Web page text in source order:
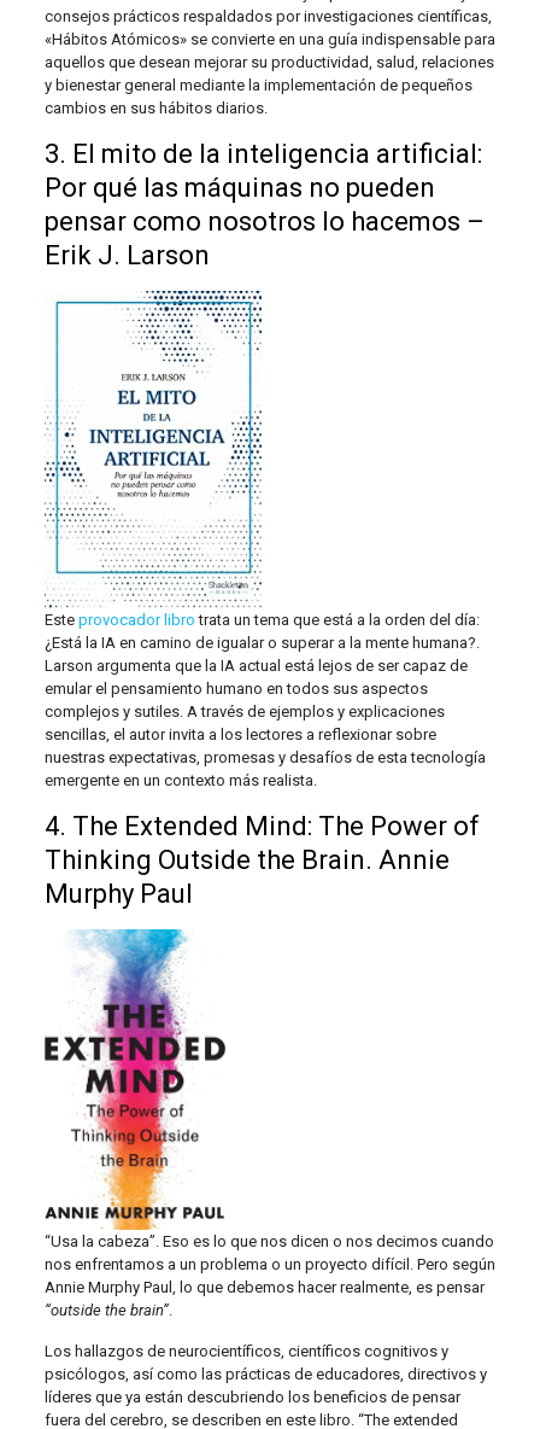
consejos prácticos respaldados por investigaciones científicas,
«Hábitos Atómicos» se convierte en una guía indispensable para
aquellos que desean mejorar su productividad, salud, relaciones
y bienestar general mediante la implementación de pequeños
cambios en sus hábitos diarios.
3. El mito de la inteligencia artificial:
Por qué las máquinas no pueden
pensar como nosotros lo hacemos –
Erik J. Larson
Este provocador libro trata un tema que está a la orden del día:
¿Está la IA en camino de igualar o superar a la mente humana?.
Larson argumenta que la IA actual está lejos de ser capaz de
emular el pensamiento humano en todos sus aspectos
complejos y sutiles. A través de ejemplos y explicaciones
sencillas, el autor invita a los lectores a reflexionar sobre
nuestras expectativas, promesas y desafíos de esta tecnología
emergente en un contexto más realista.
4. The Extended Mind: The Power of
Thinking Outside the Brain. Annie
Murphy Paul
“Usa la cabeza”. Eso es lo que nos dicen o nos decimos cuando
nos enfrentamos a un problema o un proyecto difícil. Pero según
Annie Murphy Paul, lo que debemos hacer realmente, es pensar
“outside the brain”.
Los hallazgos de neurocientíficos, científicos cognitivos y
psicólogos, así como las prácticas de educadores, directivos y
líderes que ya están descubriendo los beneficios de pensar
fuera del cerebro, se describen en este libro. “The extended